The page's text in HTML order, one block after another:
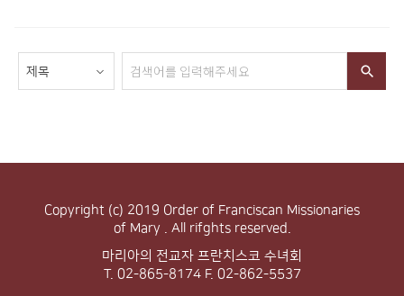
Copyright (c) 2019 Order of Franciscan Missionaries
of Mary . All rifghts reserved.
마리아의 전교자 프란치스코 수녀회
T. 02-865-8174 F. 02-862-5537